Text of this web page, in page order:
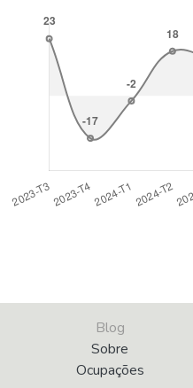
Blog
Sobre
Ocupações